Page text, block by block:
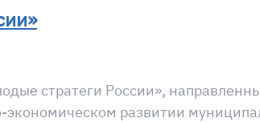
стратеги России»,
развитии